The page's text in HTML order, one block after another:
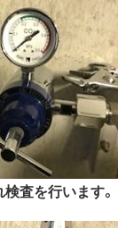
査を行います。